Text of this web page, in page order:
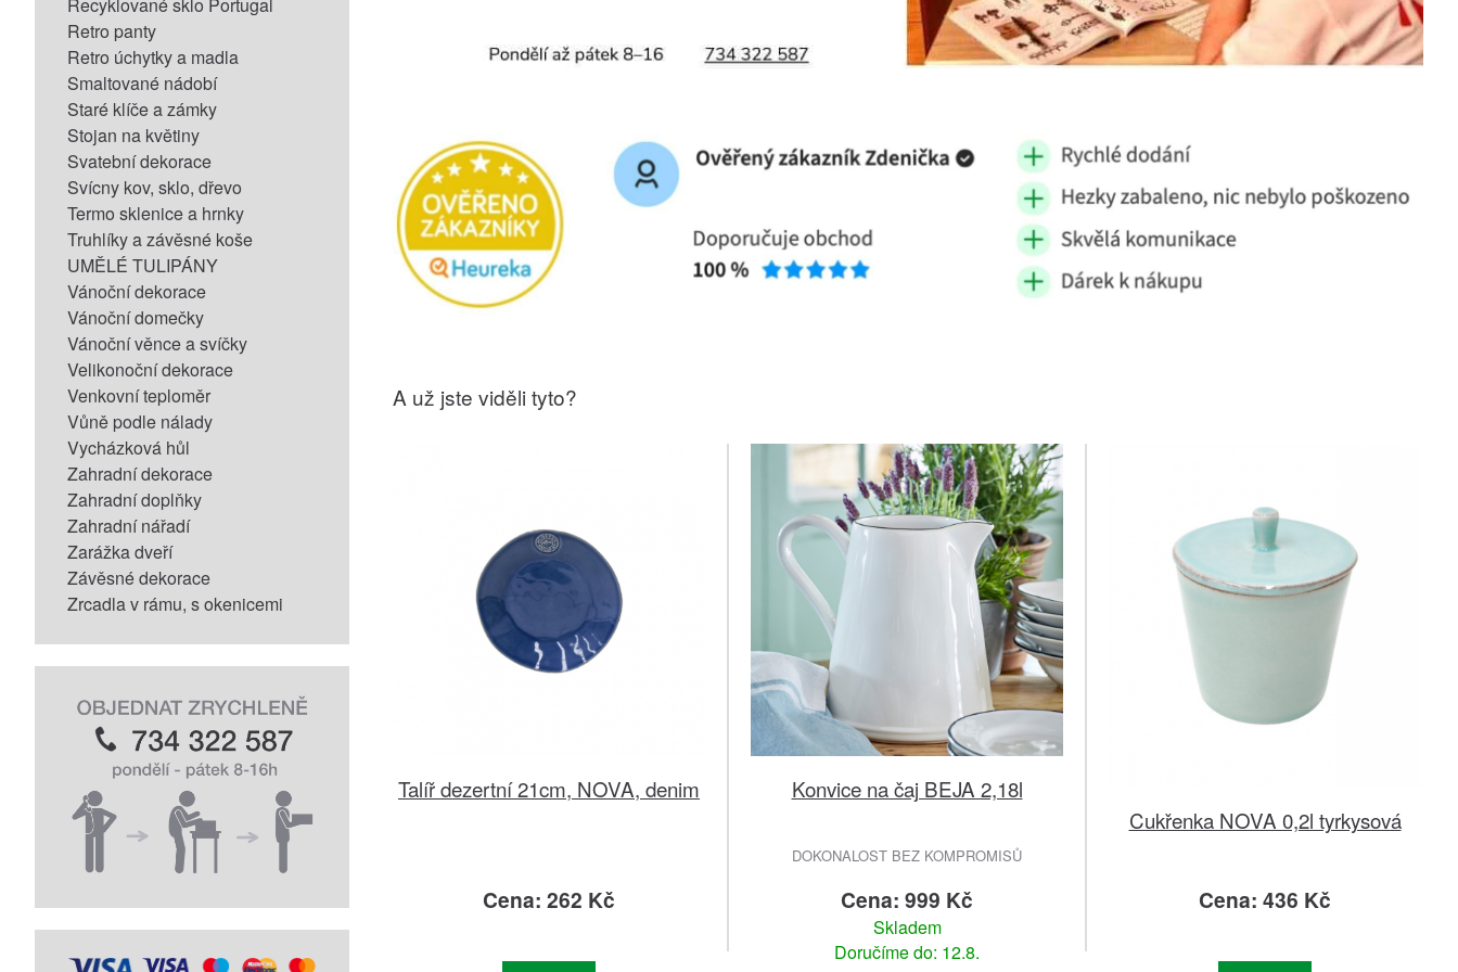
Retro panty
Retro úchytky a madla
Smaltované nádobí
Staré klíče a zámky
Stojan na květiny
Svatební dekorace
Svícny kov, sklo, dřevo
Termo sklenice a hrnky
Truhlíky a závěsné koše
UMĚLÉ TULIPÁNY
Vánoční dekorace
Vánoční domečky
Vánoční věnce a svíčky
Velikonoční dekorace
Venkovní teploměr
Vůně podle nálady
Vycházková hůl
Zahradní dekorace
Zahradní doplňky
Zahradní nářadí
Zarážka dveří
Závěsné dekorace
Zrcadla v rámu, s okenicemi
A už jste viděli tyto?
Talíř dezertní 21cm, NOVA, denim
Cena: 262 Kč
Konvice na čaj BEJA 2,18l
DOKONALOST BEZ KOMPROMISŮ
Cena: 999 Kč
Skladem
Doručíme do: 12.8.
Cukřenka NOVA 0,2l tyrkysová
Cena: 436 Kč